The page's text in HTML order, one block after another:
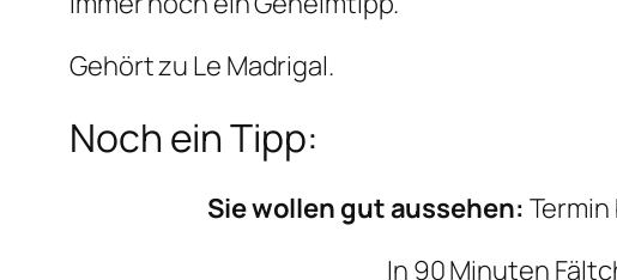
Gehört zu Le Madrigal.
Noch ein Tipp:
Sie wollen gut aussehen: Termin
In 90 Minuten